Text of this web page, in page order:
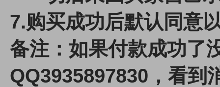
7.购买成功后默认同意
备注：如果付款成功了
QQ3935897830，看到